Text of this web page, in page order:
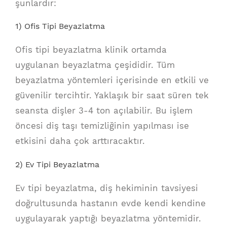
şunlardır:
1) Ofis Tipi Beyazlatma
Ofis tipi beyazlatma klinik ortamda
uygulanan beyazlatma çeşididir. Tüm
beyazlatma yöntemleri içerisinde en etkili ve
güvenilir tercihtir. Yaklaşık bir saat süren tek
seansta dişler 3-4 ton açılabilir. Bu işlem
öncesi diş taşı temizliğinin yapılması ise
etkisini daha çok arttıracaktır.
2) Ev Tipi Beyazlatma
Ev tipi beyazlatma, diş hekiminin tavsiyesi
doğrultusunda hastanın evde kendi kendine
uygulayarak yaptığı beyazlatma yöntemidir.